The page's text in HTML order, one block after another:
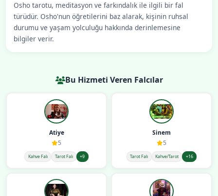
Osho tarotu, meditasyon ve farkındalık ile ilgili bir fal
türüdür. Osho'nun öğretilerini baz alarak, kişinin ruhsal
durumu ve yaşam yolculuğu hakkında derinlemesine
bilgiler verir.
Bu Hizmeti Veren Falcılar
Atiye
5
Kahve Falı Tarot Falı +9
Sinem
5
Tarot Falı Kahve/Tarot +16